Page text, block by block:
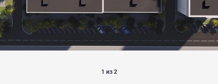
1 из 2